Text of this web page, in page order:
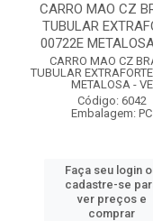
CARRO MAO CZ
TUBULAR
00722E
CARRO MAO CZ
TUBULAR
METALOSA - VE
Código: 6042
Embalagem: PC
Faça seu login
cadastre-se
ver preços e
comprar